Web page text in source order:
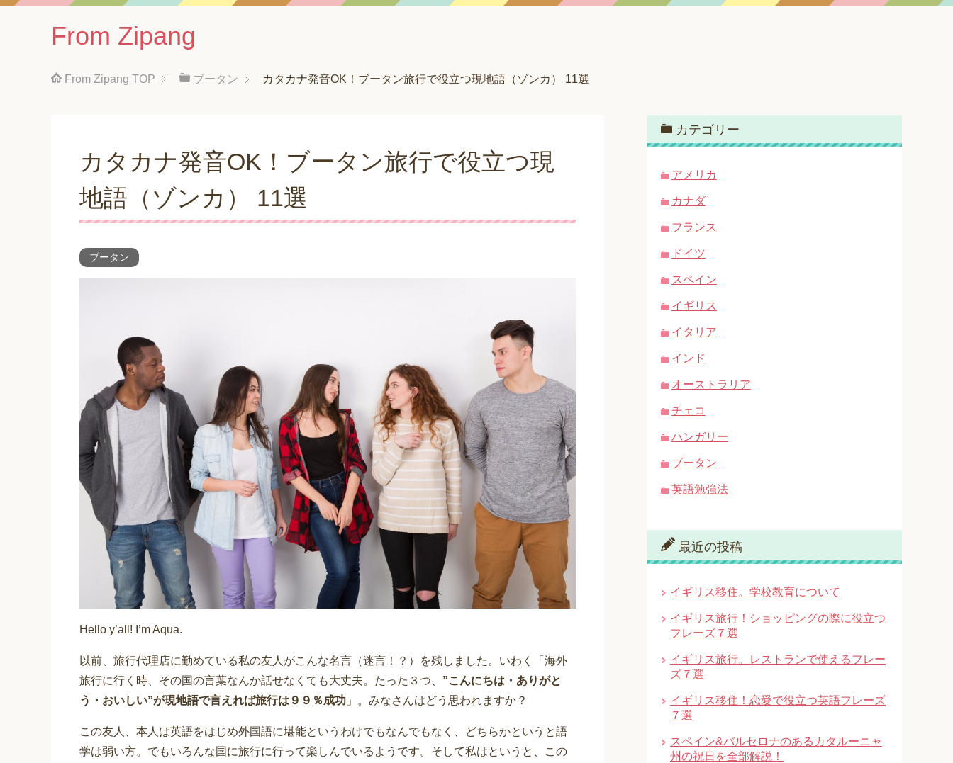
From Zipang
From Zipang TOP ブータン カタカナ発音OK！ブータン旅行で役立つ現地語（ゾンカ） 11選
カタカナ発音OK！ブータン旅行で役立つ現
地語（ゾンカ） 11選
ブータン
Hello y’all! I’m Aqua.
以前、旅行代理店に勤めている私の友人がこんな名言（迷言！？）を残しました。いわく「海外
旅行に行く時、その国の言葉なんか話せなくても大丈夫。たった３つ、 ”こんにちは・ありがと
う・おいしい”が現地語で言えれば旅行は９９％成功 」。みなさんはどう思われますか？
この友人、本人は英語をはじめ外国語に堪能というわけでもなんでもなく、どちらかというと語
学は弱い方。でもいろんな国に旅行に行って楽しんでいるようです。そして私はというと、この
カテゴリー
アメリカ
カナダ
フランス
ドイツ
スペイン
イギリス
イタリア
インド
オーストラリア
チェコ
ハンガリー
ブータン
英語勉強法
最近の投稿
イギリス移住。学校教育について
イギリス旅行！ショッピングの際に役立つ
フレーズ７選
イギリス旅行。レストランで使えるフレー
ズ７選
イギリス移住！恋愛で役立つ英語フレーズ
７選
スペイン&バルセロナのあるカタルーニャ
州の祝日を全部解説！